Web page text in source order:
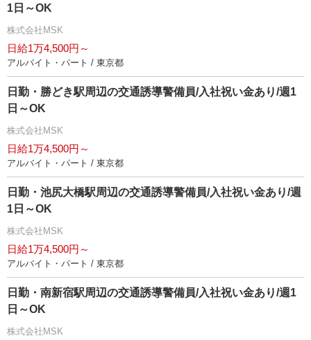
1日～OK
株式会社MSK
日給1万4,500円～
アルバイト・パート / 東京都
日勤・勝どき駅周辺の交通誘導警備員/入社祝い金あり/週1
日～OK
株式会社MSK
日給1万4,500円～
アルバイト・パート / 東京都
日勤・池尻大橋駅周辺の交通誘導警備員/入社祝い金あり/週
1日～OK
株式会社MSK
日給1万4,500円～
アルバイト・パート / 東京都
日勤・南新宿駅周辺の交通誘導警備員/入社祝い金あり/週1
日～OK
株式会社MSK